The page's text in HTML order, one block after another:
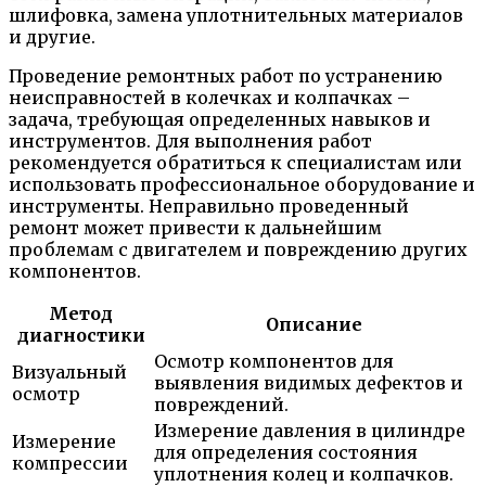
шлифовка, замена уплотнительных материалов
и другие.
Проведение ремонтных работ по устранению
неисправностей в колечках и колпачках –
задача, требующая определенных навыков и
инструментов. Для выполнения работ
рекомендуется обратиться к специалистам или
использовать профессиональное оборудование и
инструменты. Неправильно проведенный
ремонт может привести к дальнейшим
проблемам с двигателем и повреждению других
компонентов.
Метод
диагностики
Описание
Визуальный
осмотр
Осмотр компонентов для
выявления видимых дефектов и
повреждений.
Измерение
компрессии
Измерение давления в цилиндре
для определения состояния
уплотнения колец и колпачков.